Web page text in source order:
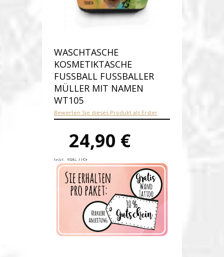
WASCHTASCHE
KOSMETIKTASCHE
FUSSBALL FUSSBALLER
MÜLLER MIT NAMEN
WT105
Bewerten Sie dieses Produkt als Erster
24,90 €
Inkl. 19% USt.
Versandkosten
Produktnummer:wt105-E
Verfügbarkeit:Auf Lager
Lieferzeit: 1-2 Werktage